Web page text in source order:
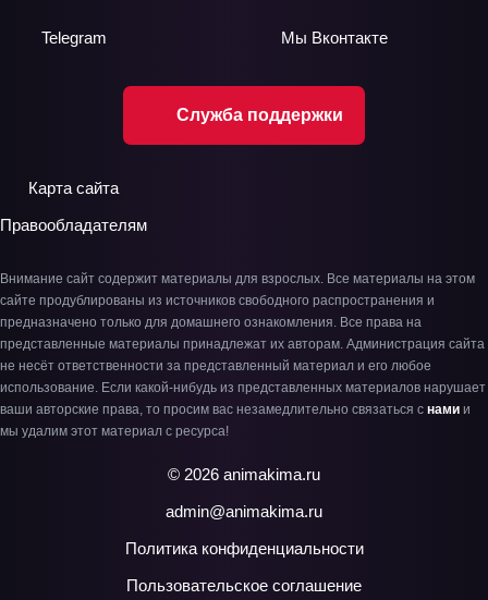
Служба поддержки
Telegram Мы Вконтакте
Карта сайта
Правообладателям
Внимание сайт содержит материалы для взрослых. Все материалы на этом
сайте продублированы из источников свободного распространения и
предназначено только для домашнего ознакомления. Все права на
представленные материалы принадлежат их авторам. Администрация сайта
не несёт ответственности за представленный материал и его любое
использование. Если какой-нибудь из представленных материалов нарушает
ваши авторские права, то просим вас незамедлительно связаться с нами и
мы удалим этот материал с ресурса!
© 2026 animakima.ru
admin@animakima.ru
Политика конфиденциальности
Пользовательское соглашение